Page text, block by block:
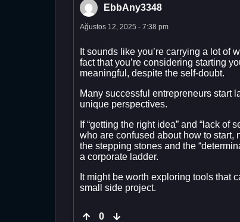
EbbAny3348
Ağustos 12, 2025 - 7:38 pm
It sounds like you’re carrying a lot of
fact that you’re considering starting
meaningful, despite the self-doubt.
Many successful entrepreneurs start
unique perspectives.
If “getting the right idea” and “lack
who are confused about how to start,
the stepping stones and the
a corporate ladder.
It might be worth exploring tools that
small side project.
0